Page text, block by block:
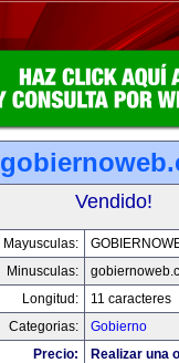
Vendido!
Mayusculas:
Minusculas:
Longitud:
11 caracteres
Categorias:
Gobierno
Precio:
Realizar una